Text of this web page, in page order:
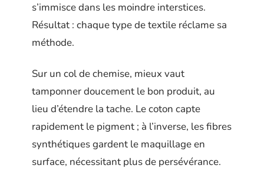
s’immisce dans les moindre interstices.
Résultat : chaque type de textile réclame sa
méthode.
Sur un col de chemise, mieux vaut
tamponner doucement le bon produit, au
lieu d’étendre la tache. Le coton capte
rapidement le pigment ; à l’inverse, les fibres
synthétiques gardent le maquillage en
surface, nécessitant plus de persévérance.